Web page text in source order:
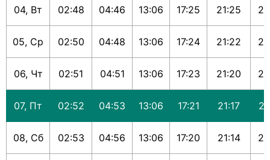
04, Вт 02:48 04:46 13:06 17:25 21:25
05, Ср 02:50 04:48 13:06 17:24 21:22
06, Чт 02:51 04:51 13:06 17:23 21:20
07, Пт 02:52 04:53 13:06 17:21 21:17
08, Сб 02:53 04:56 13:06 17:20 21:14